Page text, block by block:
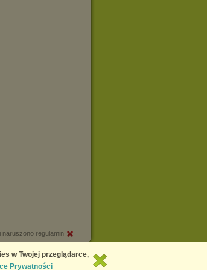
naruszono regulamin
Copyright © 2026Chomikuj.pl
w Twojej przeglądarce,
Prywatności